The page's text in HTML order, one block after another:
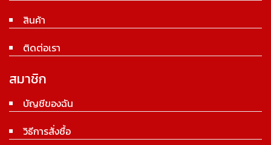
สินค้า
ติดต่อเรา
สมาชิก
บัญชีของฉัน
วิธีการสั่งซื้อ